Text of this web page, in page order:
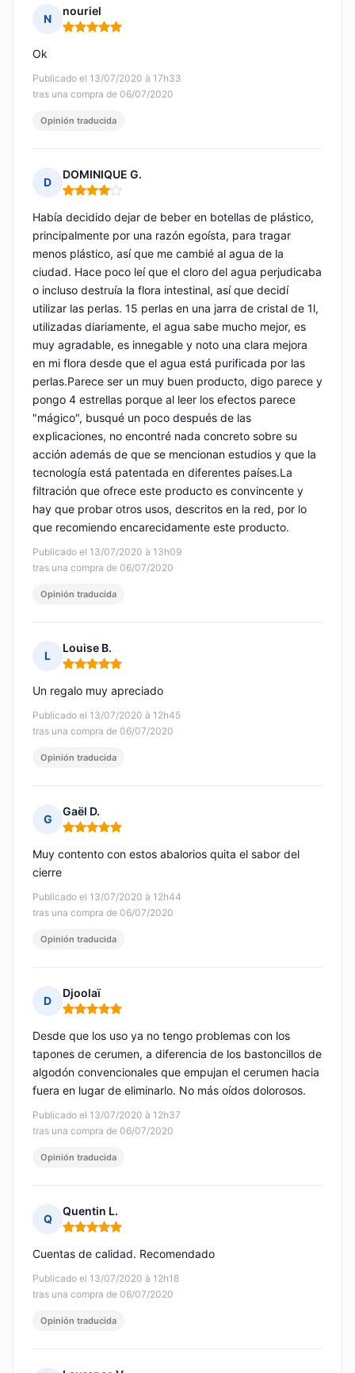
N
nouriel
Nota: 5 de 5
Publicado el 13/07/2020 à 17h33
tras una compra de 06/07/2020
Ok
Opinión traducida
D
DOMINIQUE G.
Nota: 4 de 5
Publicado el 13/07/2020 à 13h09
tras una compra de 06/07/2020
Había decidido dejar de beber en botellas de plástico,
principalmente por una razón egoísta, para tragar
menos plástico, así que me cambié al agua de la
ciudad. Hace poco leí que el cloro del agua perjudicaba
o incluso destruía la flora intestinal, así que decidí
utilizar las perlas. 15 perlas en una jarra de cristal de 1l,
utilizadas diariamente, el agua sabe mucho mejor, es
muy agradable, es innegable y noto una clara mejora
en mi flora desde que el agua está purificada por las
perlas.Parece ser un muy buen producto, digo parece y
pongo 4 estrellas porque al leer los efectos parece
"mágico", busqué un poco después de las
explicaciones, no encontré nada concreto sobre su
acción además de que se mencionan estudios y que la
tecnología está patentada en diferentes países.La
filtración que ofrece este producto es convincente y
hay que probar otros usos, descritos en la red, por lo
que recomiendo encarecidamente este producto.
Opinión traducida
L
Louise B.
Nota: 5 de 5
Publicado el 13/07/2020 à 12h45
tras una compra de 06/07/2020
Un regalo muy apreciado
Opinión traducida
G
Gaël D.
Nota: 5 de 5
Publicado el 13/07/2020 à 12h44
tras una compra de 06/07/2020
Muy contento con estos abalorios quita el sabor del
cierre
Opinión traducida
D
Djoolaï
Nota: 5 de 5
Publicado el 13/07/2020 à 12h37
tras una compra de 06/07/2020
Desde que los uso ya no tengo problemas con los
tapones de cerumen, a diferencia de los bastoncillos de
algodón convencionales que empujan el cerumen hacia
fuera en lugar de eliminarlo. No más oídos dolorosos.
Opinión traducida
Q
Quentin L.
Nota: 5 de 5
Publicado el 13/07/2020 à 12h18
tras una compra de 06/07/2020
Cuentas de calidad. Recomendado
Opinión traducida